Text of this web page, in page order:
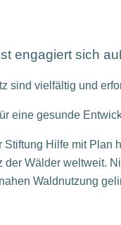
engagiert sich
sind vielfältig und
eine gesunde
Stiftung Hilfe mit
Wälder weltweit.
Waldnutzung